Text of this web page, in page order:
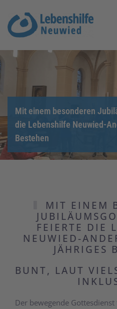
Zum Hauptinhalt springen
Mit einem besonderen
die Lebenshilfe Neuwied-
Bestehen
MIT EINEM
FEIERTE DIE
NEUWIED-
JÄHRIGES
BUNT, LAUT
Der bewegende